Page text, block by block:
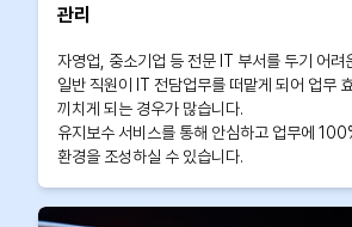
관리
자영업, 중소기업 등 전문 IT 부서를 두기 어려
일반 직원이 IT 전담업무를 떠맡게 되어 업무
끼치게 되는 경우가 많습니다.
유지보수 서비스를 통해 안심하고 업무에
환경을 조성하실 수 있습니다.